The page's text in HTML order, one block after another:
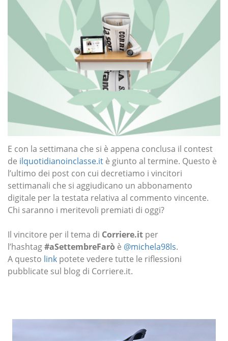
E con la settimana che si è appena conclusa il contest
de ilquotidianoinclasse.it è giunto al termine. Questo è
l’ultimo dei post con cui decretiamo i vincitori
settimanali che si aggiudicano un abbonamento
digitale per la testata relativa al commento vincente.
Chi saranno i meritevoli premiati di oggi?
Il vincitore per il tema di Corriere.it per
l’hashtag#aSettembreFarò è @michela98ls.
A questo link potete vedere tutte le riflessioni
pubblicate sul blog di Corriere.it.